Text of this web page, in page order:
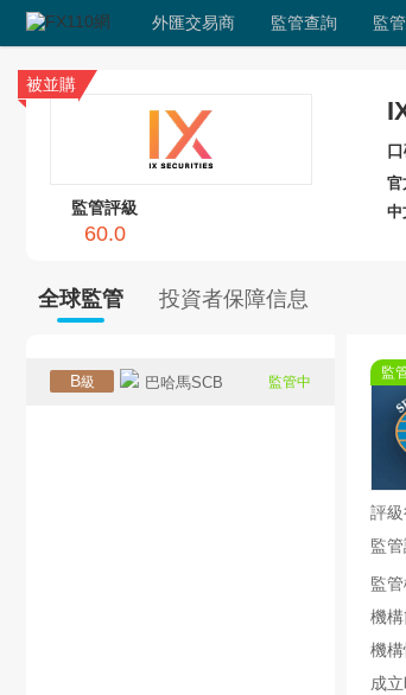
外匯交易商 監管查詢 監
被並購
監管評級
60.0
官
中
全球監管 投資者保障信息
B級 巴哈馬SCB 監管中
監
評級
監管
監管
機構
機構
成立